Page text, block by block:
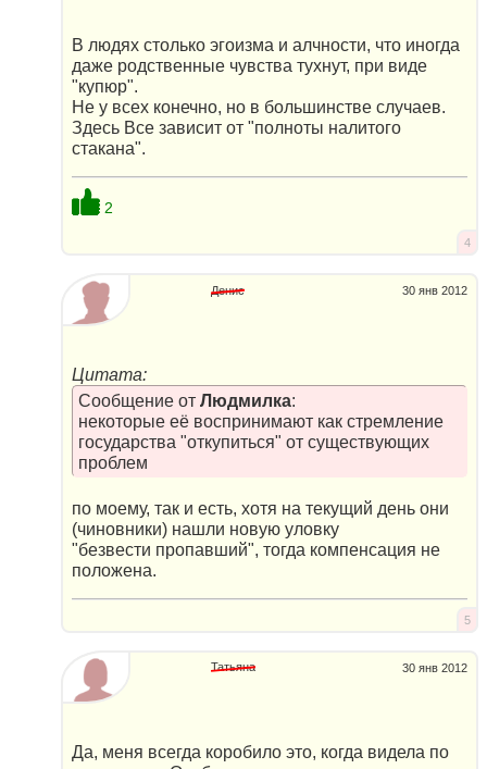
В людях столько эгоизма и алчности, что иногда
даже родственные чувства тухнут, при виде
"купюр".
Не у всех конечно, но в большинстве случаев.
Здесь Все зависит от "полноты налитого
стакана".
2
4
30 янв 2012
Денис
Цитата:
Сообщение от Людмилка:
некоторые её воспринимают как стремление
государства "откупиться" от существующих
проблем
по моему, так и есть, хотя на текущий день они
(чиновники) нашли новую уловку
"безвести пропавший", тогда компенсация не
положена.
5
30 янв 2012
Татьяна
Да, меня всегда коробило это, когда видела по